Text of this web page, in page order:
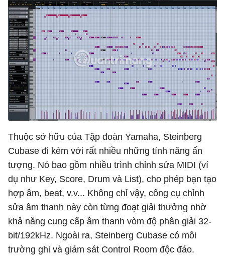
Thuộc sở hữu của Tập đoàn Yamaha, Steinberg
Cubase đi kèm với rất nhiều những tính năng ấn
tượng. Nó bao gồm nhiều trình chỉnh sửa MIDI (ví
dụ như Key, Score, Drum và List), cho phép bạn tạo
hợp âm, beat, v.v... Không chỉ vậy, công cụ chỉnh
sửa âm thanh này còn từng đoạt giải thưởng nhờ
khả năng cung cấp âm thanh vòm độ phân giải 32-
bit/192kHz. Ngoài ra, Steinberg Cubase có môi
trường ghi và giám sát Control Room độc đáo.